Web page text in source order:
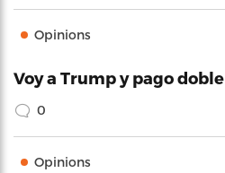
Opinions
Voy a Trump y pago doble
0
Opinions